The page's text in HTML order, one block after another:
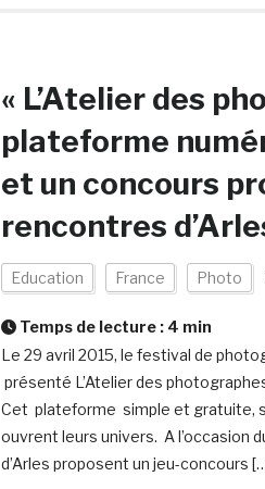
« L’Atelier des
plateforme
et un concours
rencontres
Education France Photo
Temps de lecture : 4 min
Le 29 avril 2015, le festival de
présenté L’Atelier des
Cet plateforme simple et gratuite,
ouvrent leurs univers. A l’occasion
d’Arles proposent un jeu-concours